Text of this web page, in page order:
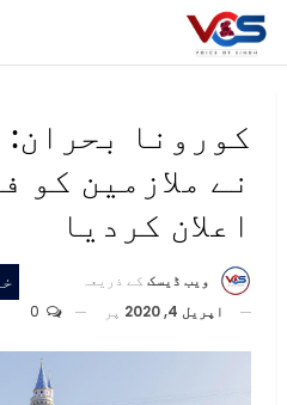
کورونا بحران:
نے ملازمین کو
اعلان کردیا
ویب ڈیسک کے ذریعہ
اپریل 4, 2020
پر